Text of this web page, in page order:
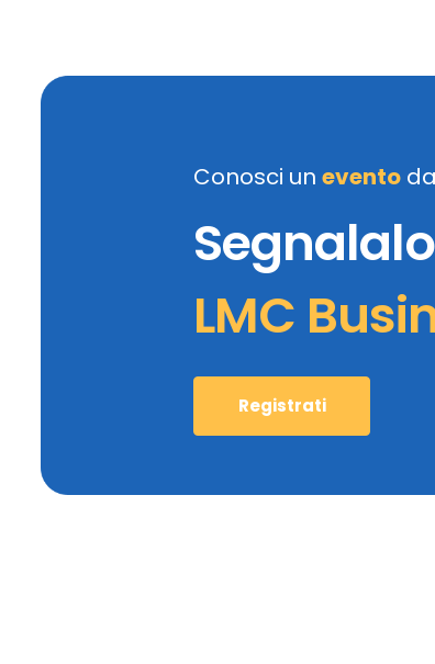
Conosci un evento
LMC
Registrati